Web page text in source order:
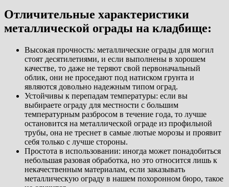
Отличительные характеристики
металлической ограды на кладбище:
Высокая прочность: металлические ограды для могил
стоят десятилетиями, и если выполнены в хорошем
качестве, то даже не теряют свой первоначальный
облик, они не проседают под натиском грунта и
являются довольно надежным типом оград.
Устойчивы к перепадам температуры: если вы
выбираете ограду для местности с большим
температурным разбросом в течение года, то лучше
остановится на металлической ограде из профильной
трубы, она не треснет в самые лютые морозы и проявит
себя только с лучше стороны.
Простота в использовании: иногда может понадобиться
небольшая разовая обработка, но это относится лишь к
некачественным материалам, если заказывать
металлическую ограду в нашем похоронном бюро, такое